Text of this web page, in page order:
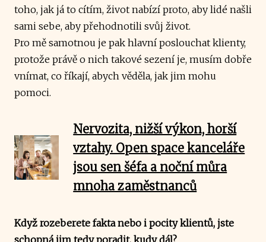
toho, jak já to cítím, život nabízí proto, aby lidé našli
sami sebe, aby přehodnotili svůj život.
Pro mě samotnou je pak hlavní poslouchat klienty,
protože právě o nich takové sezení je, musím dobře
vnímat, co říkají, abych věděla, jak jim mohu
pomoci.
Nervozita, nižší výkon, horší
vztahy. Open space kanceláře
jsou sen šéfa a noční můra
mnoha zaměstnanců
Když rozeberete fakta nebo i pocity klientů, jste
schopná jim tedy poradit, kudy dál?